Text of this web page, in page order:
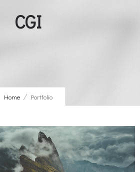
CGI
Home Portfolio